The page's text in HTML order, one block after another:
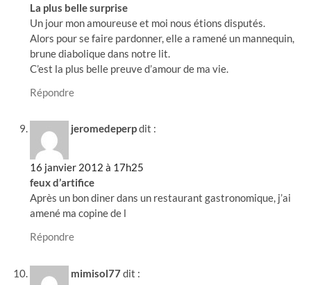
La plus belle surprise
Un jour mon amoureuse et moi nous étions disputés.
Alors pour se faire pardonner, elle a ramené un mannequin,
brune diabolique dans notre lit.
C’est la plus belle preuve d’amour de ma vie.
Répondre
jeromedeperpdit :
16 janvier 2012 à 17h25
feux d’artifice
Après un bon diner dans un restaurant gastronomique, j’ai
amené ma copine de l
Répondre
mimisol77dit :